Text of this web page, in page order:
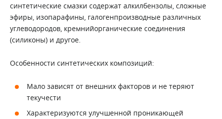
синтетические смазки содержат алкилбензолы, сложные
эфиры, изопарафины, галогенпроизводные различных
углеводородов, кремнийорганические соединения
(силиконы) и другое.
Особенности синтетических композиций:
Мало зависят от внешних факторов и не теряют
текучести
Характеризуются улучшенной проникающей